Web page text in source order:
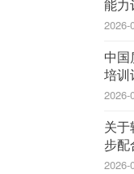
能力
2026-
中
培训
2026-
关
步配
工作
2026-